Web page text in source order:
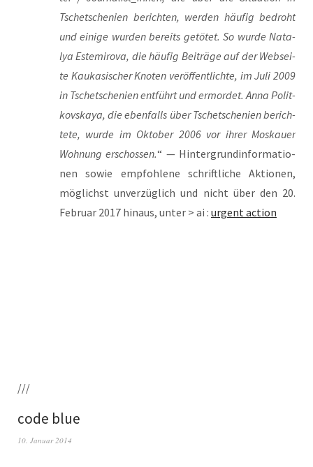
Tsche­tsche­ni­en berich­ten, wer­den häu­fig bedroht
und eini­ge wur­den bereits getö­tet. So wur­de Nata­
lya Est­emi­ro­va, die häu­fig Bei­trä­ge auf der Web­sei­
te Kau­ka­si­scher Kno­ten ver­öf­fent­lich­te, im Juli 2009
in Tsche­tsche­ni­en ent­führt und ermor­det. Anna Polit­
kovs­ka­ya, die eben­falls über Tsche­tsche­ni­en berich­
te­te, wur­de im Okto­ber 2006 vor ihrer Mos­kau­er
Woh­nung erschos­sen.“ — Hin­ter­grund­in­for­ma­tio­
nen sowie emp­foh­le­ne schrift­li­che Aktio­nen,
mög­lichst unver­züg­lich und nicht über den 20.
Febru­ar 2017 hin­aus, unter > ai : urgent action
///
code blue
10. Januar 2014